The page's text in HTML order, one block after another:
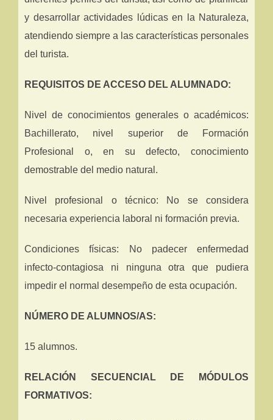
y desarrollar actividades lúdicas en la Naturaleza,
atendiendo siempre a las características personales
del turista.
REQUISITOS DE ACCESO DEL ALUMNADO:
Nivel de conocimientos generales o académicos:
Bachillerato, nivel superior de Formación
Profesional o, en su defecto, conocimiento
demostrable del medio natural.
Nivel profesional o técnico: No se considera
necesaria experiencia laboral ni formación previa.
Condiciones físicas: No padecer enfermedad
infecto-contagiosa ni ninguna otra que pudiera
impedir el normal desempeño de esta ocupación.
NÚMERO DE ALUMNOS/AS:
15 alumnos.
RELACIÓN SECUENCIAL DE MÓDULOS
FORMATIVOS: